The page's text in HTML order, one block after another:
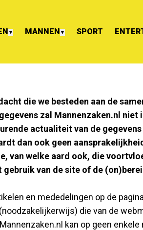
▼ MANNEN ▼ SPORT
die we besteden aan de
zal Mannenzaken.nl niet
actualiteit van de gegevens
dan ook geen
van welke aard ook, die
van de site of de
en mededelingen op de
die van de
kan op geen enkele